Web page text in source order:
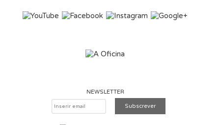
NEWSLETTER